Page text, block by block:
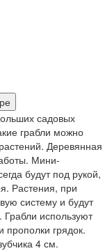
садовых
грабли можно
Деревянная
Мини-
будут под рукой,
Растения, при
систему и будут
Грабли используют
прополки грядок.
4 см.